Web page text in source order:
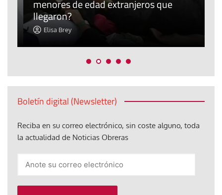
menores de edad extranjeros que
llegaron?
Elisa Brey
Boletín digital (Newsletter)
Reciba en su correo electrónico, sin coste alguno, toda
la actualidad de Noticias Obreras